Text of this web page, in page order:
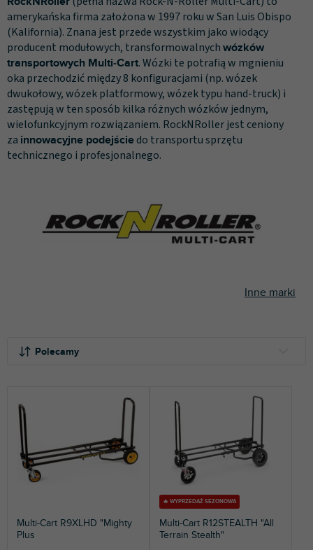
amerykańska firma założona w 1997 roku w San Luis Obispo
(Kalifornia). Znana jest przede wszystkim jako wiodący
producent modułowych, transformowalnych wózków
transportowych Multi‑Cart. Wózki te potrafią w mgnieniu
oka przechodzić między 8 konfiguracjami (np. wózek
dwukołowy, wózek platformowy, wózek typu hand‑truck) i
zastępują w ten sposób kilka różnych wózków jednym,
wielofunkcyjnym rozwiązaniem. RockNRoller jest ceniony
za innowacyjne podejście do transportu sprzętu
technicznego i profesjonalnego.
Inne marki
Polecamy
NAJDROŻSZE
NAJCZĘŚCIEJ SPRZEDAWANE
ALFABETYCZNIE
p
r
o
d
u
k
t
ó
w
Multi-Cart R9XLHD "Mighty
Plus
🔥 WYPRZEDAŻ SEZONOWA
Multi-Cart R12STEALTH "All
Terrain Stealth"